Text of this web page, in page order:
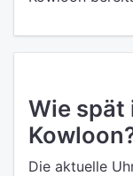
Wie spät
Die aktuelle